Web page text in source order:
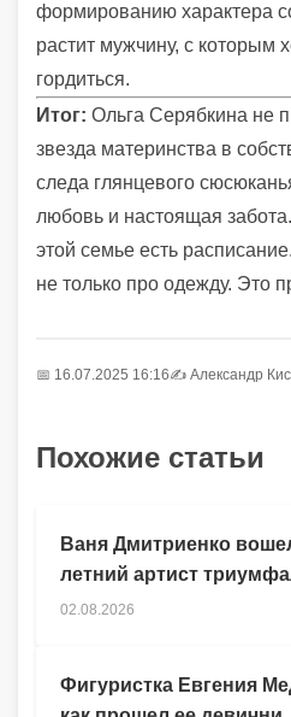
формированию характера
растит мужчину, с которым
гордиться.
Итог: Ольга Серябкина не
звезда материнства в
следа глянцевого
любовь и настоящая
этой семье есть
не только про одежду. Это
📅 16.07.2025 16:16✍️ Александр
Похожие статьи
Ваня Дмитриенко
летний артист
02.08.2026
Фигуристка Евгения